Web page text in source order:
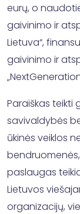
eurų, o
gaivinimo ir
Lietuva“,
gaivinimo ir
Paraiškas teikti
savivaldybės
ūkinės veiklos
paslaugas
Lietuvos
organizacijų,